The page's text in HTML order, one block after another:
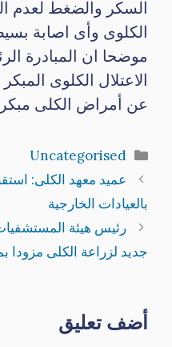
السكر والضغط لعدم
الكلوى وأى اصابة
موضحا ان المبادرة
الاعتلال الكلوى
عن أمراض الكلى
التصنيفات
Uncategorised
بالعيادات الخارجية
رئيس هيئة
جديد لزراعة الكلى مزودا
أضف تعليق